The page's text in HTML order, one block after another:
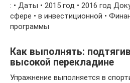
: • Даты • 2015 год • 2016 год
сфере • в инвестиционной •
программы
Как выполнять:
высокой перекладине
Упражнение выполняется в